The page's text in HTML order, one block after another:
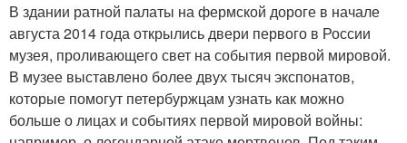
В здании ратной палаты на фермской дороге в начале
августа 2014 года открылись двери первого в России
музея, проливающего свет на события первой мировой.
В музее выставлено более двух тысяч экспонатов,
которые помогут петербуржцам узнать как можно
больше о лицах и событиях первой мировой войны: